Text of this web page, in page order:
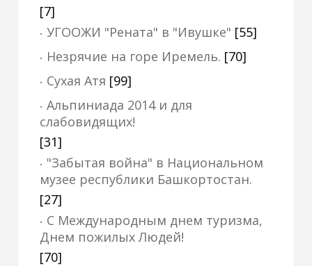
[7]
УГООЖИ "Рената" в "Ивушке" [55]
Незрячие на горе Иремель. [70]
Сухая Атя [99]
Альпиниада 2014 и для
слабовидящих!
[31]
"Забытая война" в Национальном
музее республики Башкортостан.
[27]
С Международным днем туризма,
Днем пожилых Людей!
[70]